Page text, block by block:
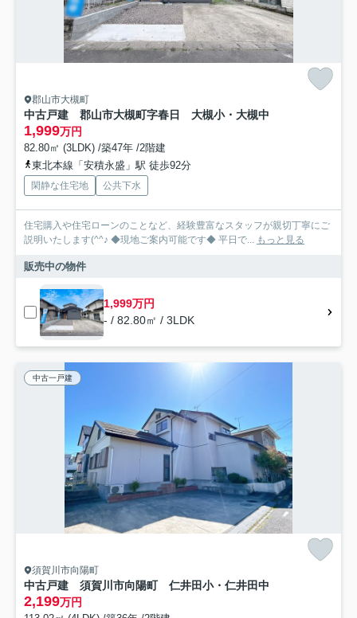
郡山市大槻町
中古戸建 郡山市大槻町字春日 大槻小・大槻中
1,999万円
82.80㎡ (3LDK) /築47年 /2階建
東北本線「安積永盛」駅 徒歩92分
閑静な住宅地 公共下水
住宅購入や住宅ローンのことなど、経験豊富なスタッフが親切丁寧にご
説明いたします(^^♪ ◆現地ご案内可能です◆ 平日で... もっと見る
販売中の物件
1,999万円
- / 82.80㎡ / 3LDK
中古一戸建
須賀川市向陽町
中古戸建 須賀川市向陽町 仁井田小・仁井田中
2,199万円